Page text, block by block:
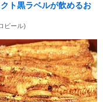
ト黒ラベルが飲めるお
ビール)